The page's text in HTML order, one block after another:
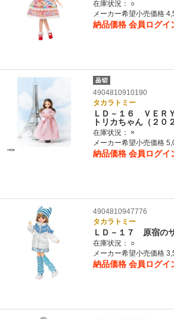
在庫状況：
○
メーカー希望小売価格
納品価格 会員ログイ
4904810910190
タカラトミー
ＬＤ－１６ ＶＥＲ
トリカちゃん（２０
在庫状況：
×
メーカー希望小売価格
納品価格 会員ログイ
4904810947776
タカラトミー
ＬＤ－１７ 原宿の
在庫状況：
○
メーカー希望小売価格
納品価格 会員ログイ